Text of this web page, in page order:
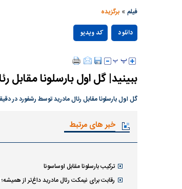
فیلم » برگزیده
کد ویدیو دانلود
ببینید| گل اول بارسلونا مقابل
گل اول بارسلونا مقابل رئال مادرید توسط رشفورد در
خبر های مرتبط
ترکیب بارسلونا مقابل اوساسونا
رقابت برای نیمکت رئال مادرید داغ‌تر از